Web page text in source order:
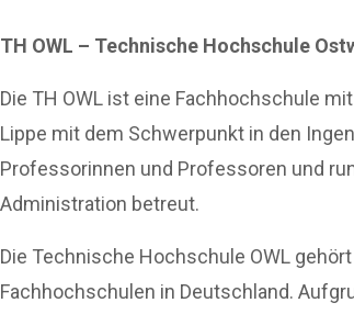
TH OWL – Technische Hochschule
Die TH OWL ist eine Fachhochschule
Lippe mit dem Schwerpunkt in den
Professorinnen und Professoren und
Administration betreut.
Die Technische Hochschule OWL
Fachhochschulen in Deutschland.